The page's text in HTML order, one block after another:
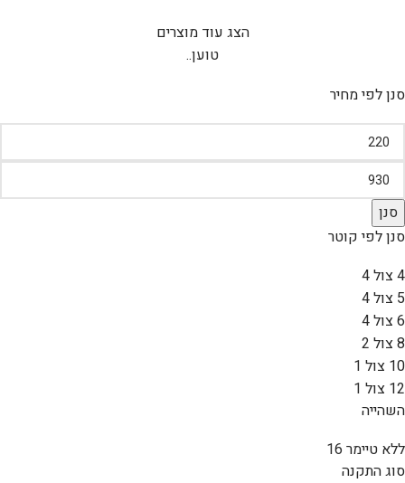
סנן לפי מחיר
סנן
סנן לפי קוטר
4 צול
4
5 צול
4
6 צול
4
8 צול
2
10 צול
1
12 צול
1
השהייה
ללא טיימר 16
סוג התקנה
הצג עוד מוצרים
טוען..